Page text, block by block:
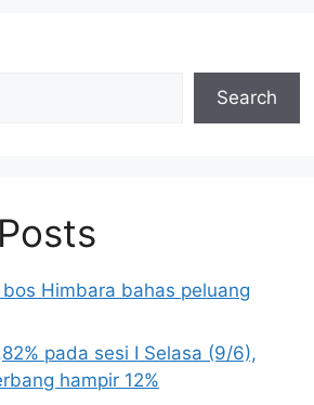
Search
bos Himbara bahas peluang
pada sesi I Selasa (9/6),
hampir 12%